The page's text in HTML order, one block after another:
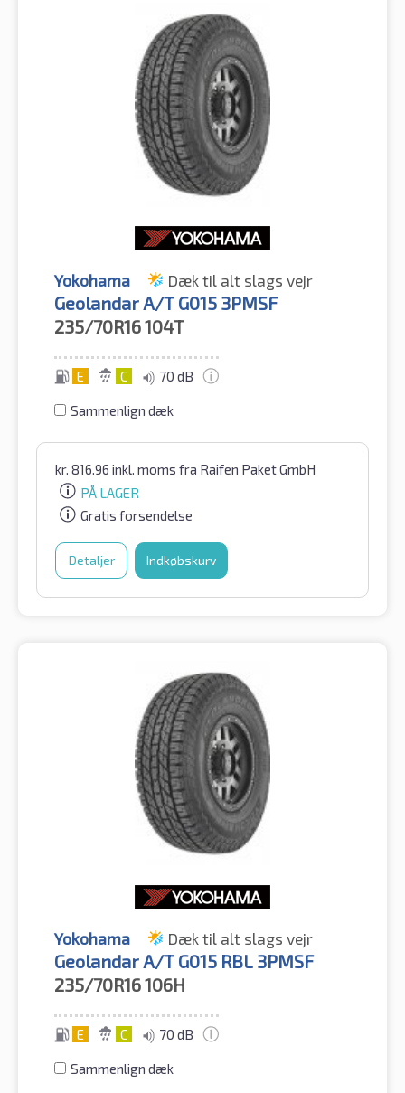
Yokohama Dæk til alt slags vejr
Geolandar A/T G015 3PMSF
235/70R16104T
E C 70 dB
Sammenlign dæk
kr. 816.96 inkl. moms fra Raifen Paket GmbH
PÅ LAGER
Gratis forsendelse
Detaljer Indkøbskurv
Yokohama Dæk til alt slags vejr
Geolandar A/T G015 RBL 3PMSF
235/70R16106H
E C 70 dB
Sammenlign dæk